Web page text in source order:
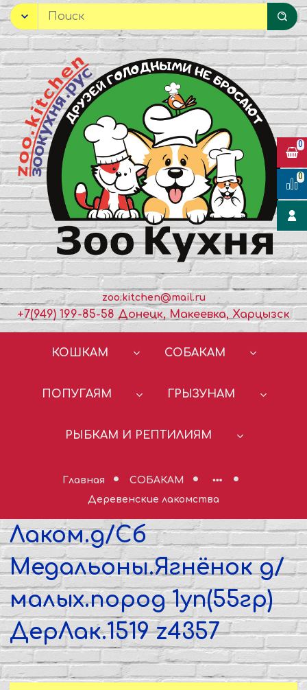
zoo.kitchen@mail.ru
+7(949) 199-85-58 Донецк, Макеевка, Харцызск
КОШКАМ СОБАКАМ
ПОПУГАЯМ ГРЫЗУНАМ
РЫБКАМ И РЕПТИЛИЯМ
Главная
СОБАКАМ
Деревенские лакомства
Лаком.д/Сб
Медальоны.Ягнёнок д/
малых.пород 1уп(55гр)
ДерЛак.1519 z4357
0
0